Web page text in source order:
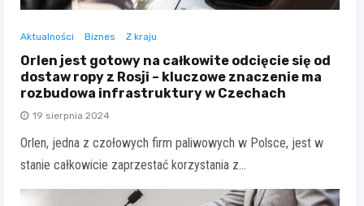
Aktualności Biznes Z kraju
Orlen jest gotowy na całkowite odcięcie się od
dostaw ropy z Rosji – kluczowe znaczenie ma
rozbudowa infrastruktury w Czechach
19 sierpnia 2024
Orlen, jedna z czołowych firm paliwowych w Polsce, jest w
stanie całkowicie zaprzestać korzystania z…